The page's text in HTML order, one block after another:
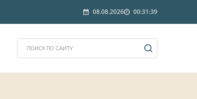
08.08.2026 00:31:39